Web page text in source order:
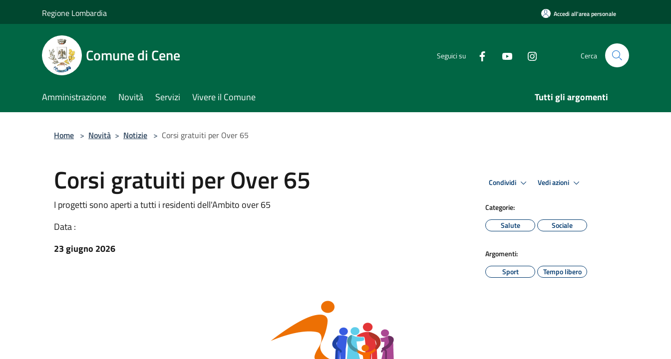
Regione Lombardia Accedi all'area personale
Comune di Cene Seguici su Cerca
Amministrazione Novità Servizi Vivere il Comune Tutti gli argomenti
Home > Novità > Notizie > Corsi gratuiti per Over 65
Corsi gratuiti per Over 65
I progetti sono aperti a tutti i residenti dell'Ambito over 65
Data :
23 giugno 2026
Condividi Vedi azioni
Categorie:
Salute
Sociale
Argomenti:
Sport
Tempo libero